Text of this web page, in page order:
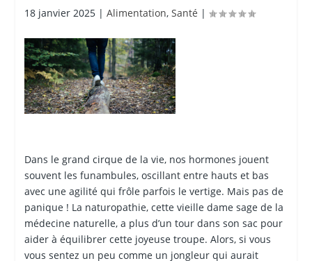
18 janvier 2025| Alimentation, Santé |
Dans le grand cirque de la vie, nos hormones jouent
souvent les funambules, oscillant entre hauts et bas
avec une agilité qui frôle parfois le vertige. Mais pas de
panique ! La naturopathie, cette vieille dame sage de la
médecine naturelle, a plus d’un tour dans son sac pour
aider à équilibrer cette joyeuse troupe. Alors, si vous
vous sentez un peu comme un jongleur qui aurait